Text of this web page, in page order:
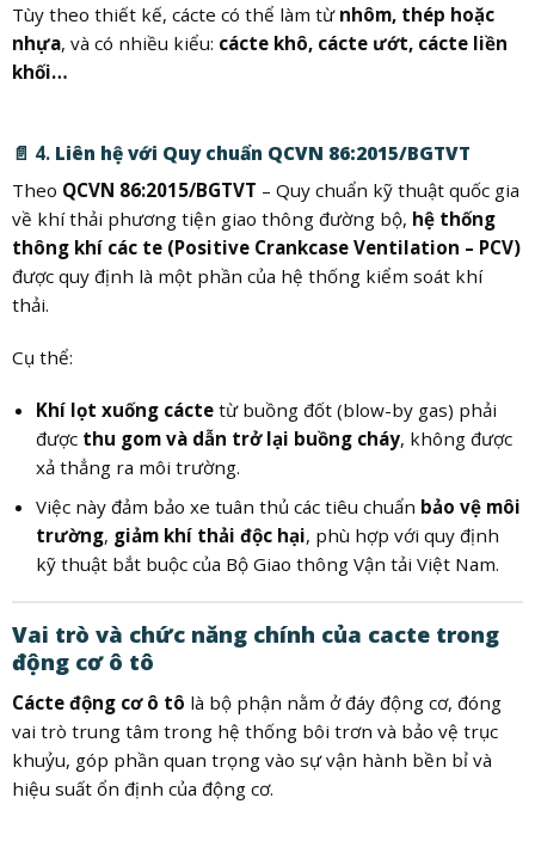
Tùy theo thiết kế, cácte có thể làm từ nhôm, thép hoặc
nhựa, và có nhiều kiểu: cácte khô, cácte ướt, cácte liền
khối…
📄 4. Liên hệ với Quy chuẩn QCVN 86:2015/BGTVT
Theo QCVN 86:2015/BGTVT – Quy chuẩn kỹ thuật quốc gia
về khí thải phương tiện giao thông đường bộ, hệ thống
thông khí các te (Positive Crankcase Ventilation – PCV)
được quy định là một phần của hệ thống kiểm soát khí
thải.
Cụ thể:
Khí lọt xuống cáctetừ buồng đốt (blow-by gas) phải
được thu gom và dẫn trở lại buồng cháy, không được
xả thẳng ra môi trường.
Việc này đảm bảo xe tuân thủ các tiêu chuẩn bảo vệ môi
trường, giảm khí thải độc hại, phù hợp với quy định
kỹ thuật bắt buộc của Bộ Giao thông Vận tải Việt Nam.
Vai trò và chức năng chính của cacte trong
động cơ ô tô
Cácte động cơ ô tô là bộ phận nằm ở đáy động cơ, đóng
vai trò trung tâm trong hệ thống bôi trơn và bảo vệ trục
khuỷu, góp phần quan trọng vào sự vận hành bền bỉ và
hiệu suất ổn định của động cơ.